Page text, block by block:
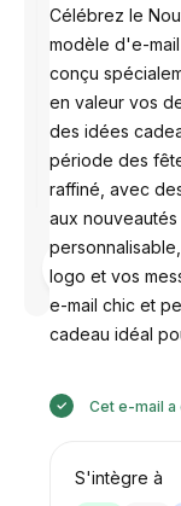
Conçu par
Anastasiia
Célébrez le
modèle d'e-
conçu
en valeur vos
des idées
période des
raffiné, avec
aux
logo et vos
e-mail chic et
cadeau idéal
Cet e-mail
S'intègre à